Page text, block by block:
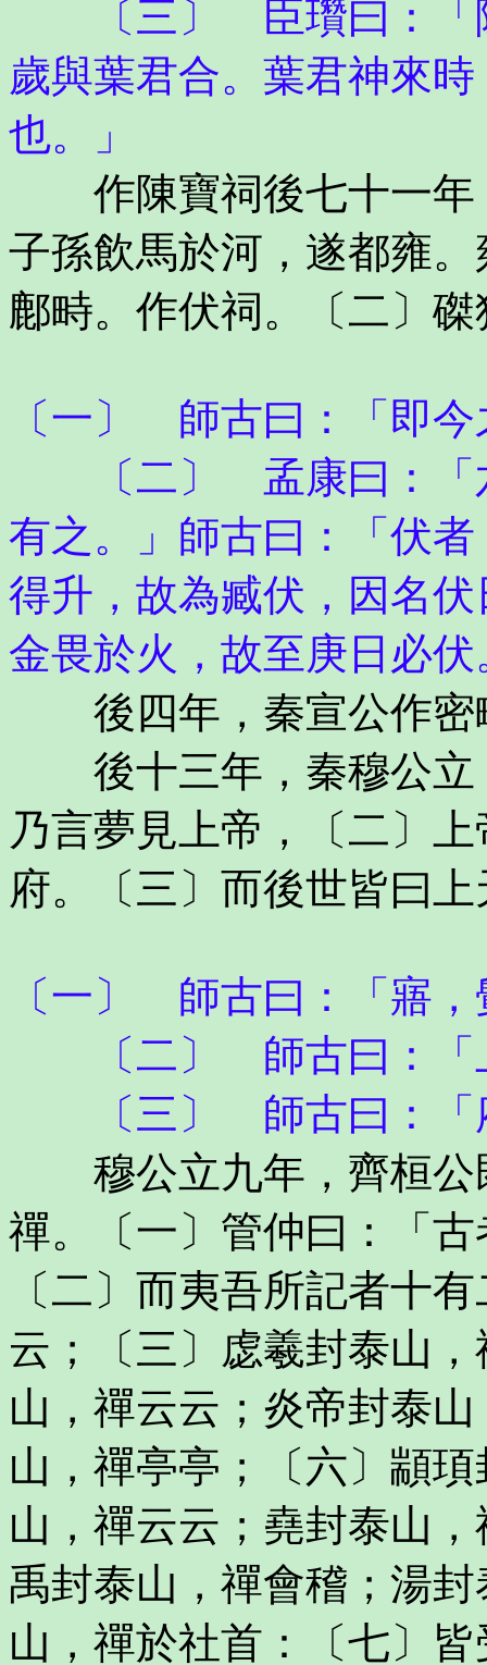
〔三〕 臣瓚曰：「陳
歲與葉君合。葉君神來
也。」
作陳寶祠後七十一年
子孫飲馬於河，遂都雍
鄜畤。作伏祠。〔二〕
〔一〕 師古曰：「即今
〔二〕 孟康曰：「六
有之。」師古曰：「伏
得升，故為臧伏，因名
金畏於火，故至庚日必
後四年，秦宣公作密
後十三年，秦穆公立
乃言夢見上帝，〔二〕
府。〔三〕而後世皆曰上
〔一〕 師古曰：「寤
〔二〕 師古曰：「
〔三〕 師古曰：「
穆公立九年，齊桓公
禪。〔一〕管仲曰：「
〔二〕而夷吾所記者十
云；〔三〕虙羲封泰山
山，禪云云；炎帝封泰
山，禪亭亭；〔六〕顓
山，禪云云；堯封泰山
禹封泰山，禪會稽；湯
山，禪於社首：〔七〕